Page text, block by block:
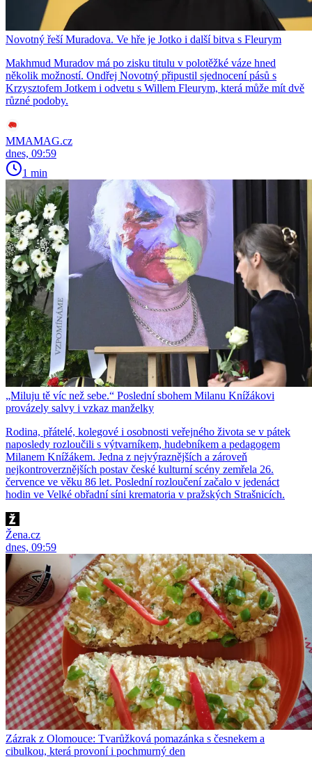
Novotný řeší Muradova. Ve hře je Jotko i další bitva s Fleurym
Makhmud Muradov má po zisku titulu v polotěžké váze hned
několik možností. Ondřej Novotný připustil sjednocení pásů s
Krzysztofem Jotkem i odvetu s Willem Fleurym, která může mít dvě
různé podoby.
MMAMAG.cz
dnes, 09:59
1 min
„Miluju tě víc než sebe.“ Poslední sbohem Milanu Knížákovi
provázely salvy i vzkaz manželky
Rodina, přátelé, kolegové i osobnosti veřejného života se v pátek
naposledy rozloučili s výtvarníkem, hudebníkem a pedagogem
Milanem Knížákem. Jedna z nejvýraznějších a zároveň
nejkontroverznějších postav české kulturní scény zemřela 26.
července ve věku 86 let. Poslední rozloučení začalo v jedenáct
hodin ve Velké obřadní síni krematoria v pražských Strašnicích.
Žena.cz
dnes, 09:59
Zázrak z Olomouce: Tvarůžková pomazánka s česnekem a
cibulkou, která provoní i pochmurný den